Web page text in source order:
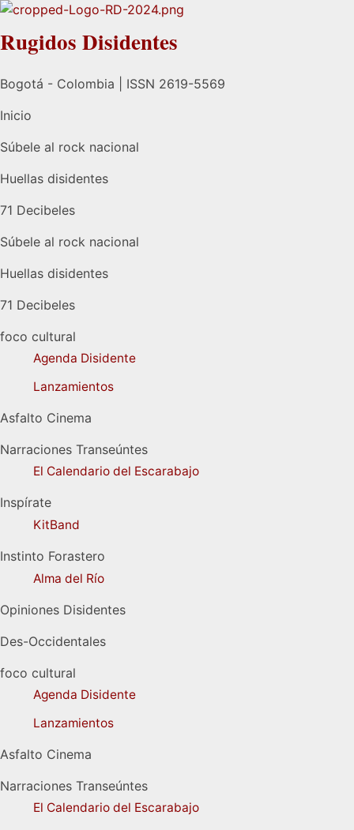
Rugidos Disidentes
Bogotá - Colombia | ISSN 2619-5569
Inicio
Súbele al rock nacional
Huellas disidentes
71 Decibeles
Súbele al rock nacional
Huellas disidentes
71 Decibeles
foco cultural
Agenda Disidente
Lanzamientos
Asfalto Cinema
Narraciones Transeúntes
El Calendario del Escarabajo
Inspírate
KitBand
Instinto Forastero
Alma del Río
Opiniones Disidentes
Des-Occidentales
foco cultural
Agenda Disidente
Lanzamientos
Asfalto Cinema
Narraciones Transeúntes
El Calendario del Escarabajo